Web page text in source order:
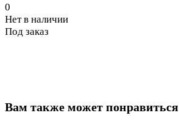
0
Нет в наличии
Под заказ
Вам также может понравиться